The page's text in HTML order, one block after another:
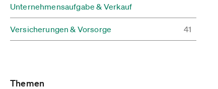
Unternehmensaufgabe & Verkauf
Versicherungen & Vorsorge 41
Themen